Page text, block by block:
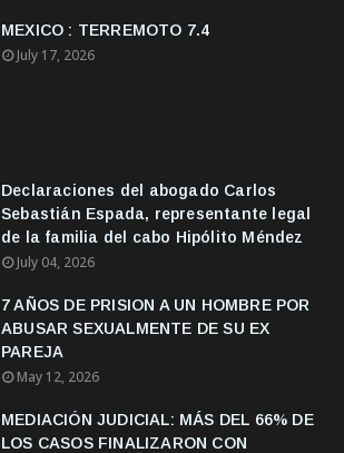
MEXICO : TERREMOTO 7.4
July 17, 2026
Declaraciones del abogado Carlos
Sebastián Espada, representante legal
de la familia del cabo Hipólito Méndez
July 04, 2026
7 AÑOS DE PRISION A UN HOMBRE POR
ABUSAR SEXUALMENTE DE SU EX
PAREJA
May 12, 2026
MEDIACIÓN JUDICIAL: MÁS DEL 66% DE
LOS CASOS FINALIZARON CON